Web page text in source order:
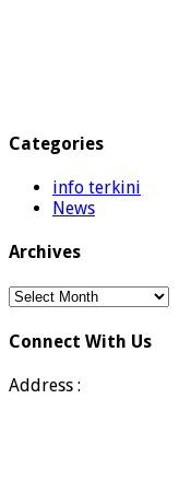
Categories
info terkini
News
Archives
Archives
Connect With Us
Address :